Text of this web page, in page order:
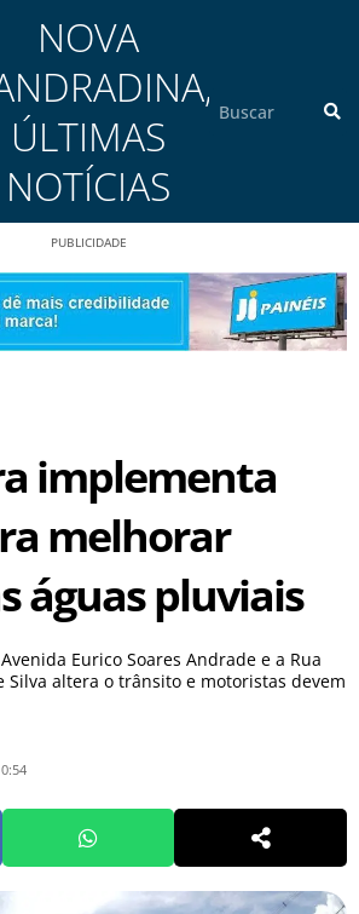
NOVA
,
ÚLTIMAS
NOTÍCIAS
Pesquisar
PUBLICIDADE
implementa
melhorar
águas pluviais
Eurico Soares Andrade e a Rua
Silva altera o trânsito e motoristas devem